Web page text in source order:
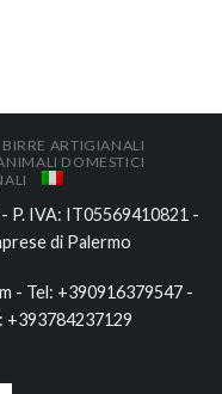
BIRRE ARTIGIANALI
DOMESTICI
IVA: IT05569410821 -
di Palermo
- Tel: +390916379547 -
+393784237129